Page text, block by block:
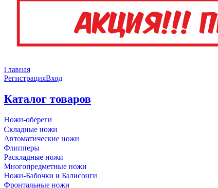
Главная
РегистрацияВход
Каталог товаров
Ножи-обереги
Складные ножи
Автоматические ножи
Флипперы
Раскладные ножи
Многопредметные ножи
Ножи-Бабочки и Балисонги
Фронтальные ножи